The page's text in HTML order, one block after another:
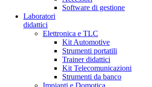
Software di gestione
Laboratori
didattici
Elettronica e TLC
Kit Automotive
Strumenti portatili
Trainer didattici
Kit Telecomunicazioni
Strumenti da banco
Impianti e Domotica